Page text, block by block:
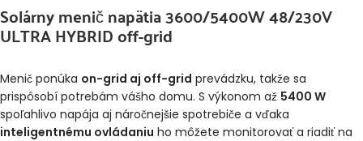
Solárny menič napätia 3600/5400W 48/230V
ULTRA HYBRID off-grid
Menič ponúka on-grid aj off-grid prevádzku, takže sa
prispôsobí potrebám vášho domu. S výkonom až 5400 W
spoľahlivo napája aj náročnejšie spotrebiče a vďaka
inteligentnému ovládaniu ho môžete monitorovať a riadiť na